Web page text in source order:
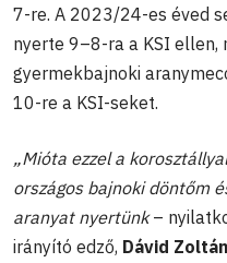
7-re. A 2023/24-es éved
nyerte 9–8-ra a KSI
gyermekbajnoki
10-re a KSI-seket.
„Mióta ezzel a
országos bajnoki döntőm
aranyat nyertünk–
irányító edző, Dávid Zoltán